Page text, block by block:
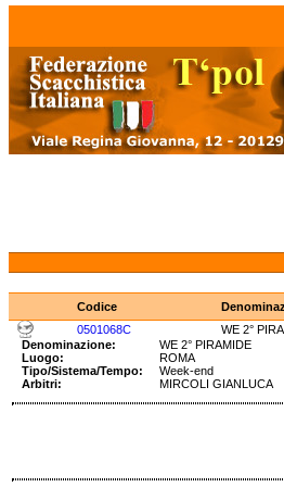
Codice
0501068C
WE 2°
Denominazione:
WE 2° PIRAMIDE
Luogo:
ROMA
Tipo/Sistema/Tempo:
Week-end
Arbitri:
MIRCOLI